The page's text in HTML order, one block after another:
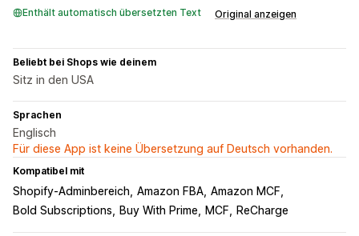
Enthält automatisch übersetzten Text Original anzeigen
Beliebt bei Shops wie deinem
Sitz in den USA
Sprachen
Englisch
Für diese App ist keine Übersetzung auf Deutsch vorhanden.
Kompatibel mit
Shopify-Adminbereich Amazon FBA Amazon MCF
Bold Subscriptions
Buy With Prime MCF ReCharge